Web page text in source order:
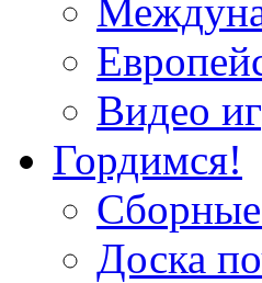
Видео
Гордимся!
Доска